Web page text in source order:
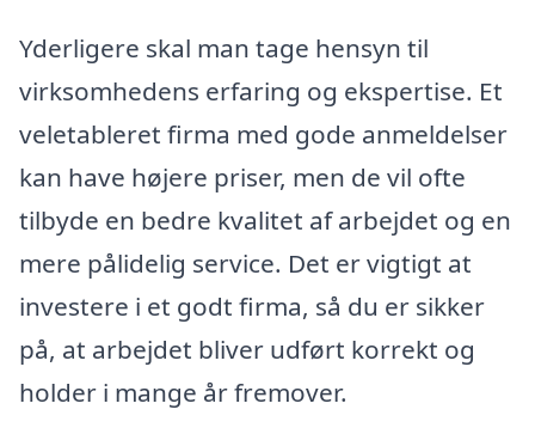
Yderligere skal man tage hensyn til
virksomhedens erfaring og ekspertise. Et
veletableret firma med gode anmeldelser
kan have højere priser, men de vil ofte
tilbyde en bedre kvalitet af arbejdet og en
mere pålidelig service. Det er vigtigt at
investere i et godt firma, så du er sikker
på, at arbejdet bliver udført korrekt og
holder i mange år fremover.